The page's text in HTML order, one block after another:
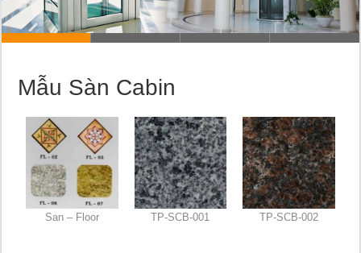
Mẫu Sàn Cabin
San – Floor TP-SCB-001 TP-SCB-002